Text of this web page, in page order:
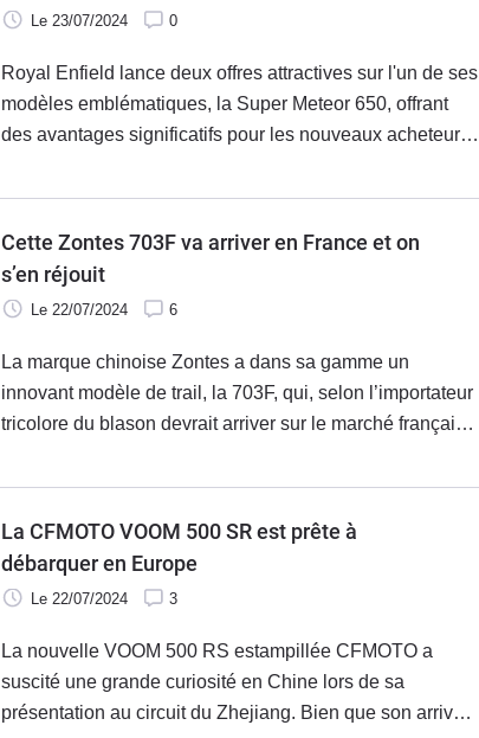
Le 23/07/2024 0
Royal Enfield lance deux offres attractives sur l'un de ses
modèles emblématiques, la Super Meteor 650, offrant
des avantages significatifs pour les nouveaux acheteurs.
moto encore plus séduisante et accessible, tout en
Cette Zontes 703F va arriver en France et on
s’en réjouit
Le 22/07/2024 6
La marque chinoise Zontes a dans sa gamme un
innovant modèle de trail, la 703F, qui, selon l’importateur
tricolore du blason devrait arriver sur le marché français à
faire bouger les lignes dans le segment. Avec un design
promet en effet de redéfinir les standards du segment
trail. La Zontes 703F se distingue par son apparence
moderne et ses spécifications techniques offrant une
option attrayante pour les amateurs de moto polyvalente
sans nécessiter un budget conséquent.
La CFMOTO VOOM 500 SR est prête à
débarquer en Europe
Le 22/07/2024 3
La nouvelle VOOM 500 RS estampillée CFMOTO a
suscité une grande curiosité en Chine lors de sa
présentation au circuit du Zhejiang. Bien que son arrivée